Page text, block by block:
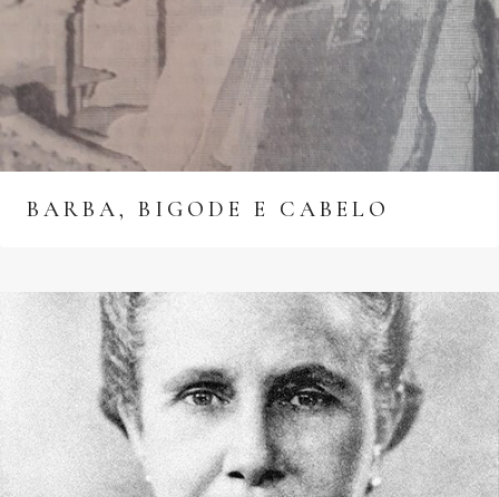
BARBA, BIGODE E CABELO